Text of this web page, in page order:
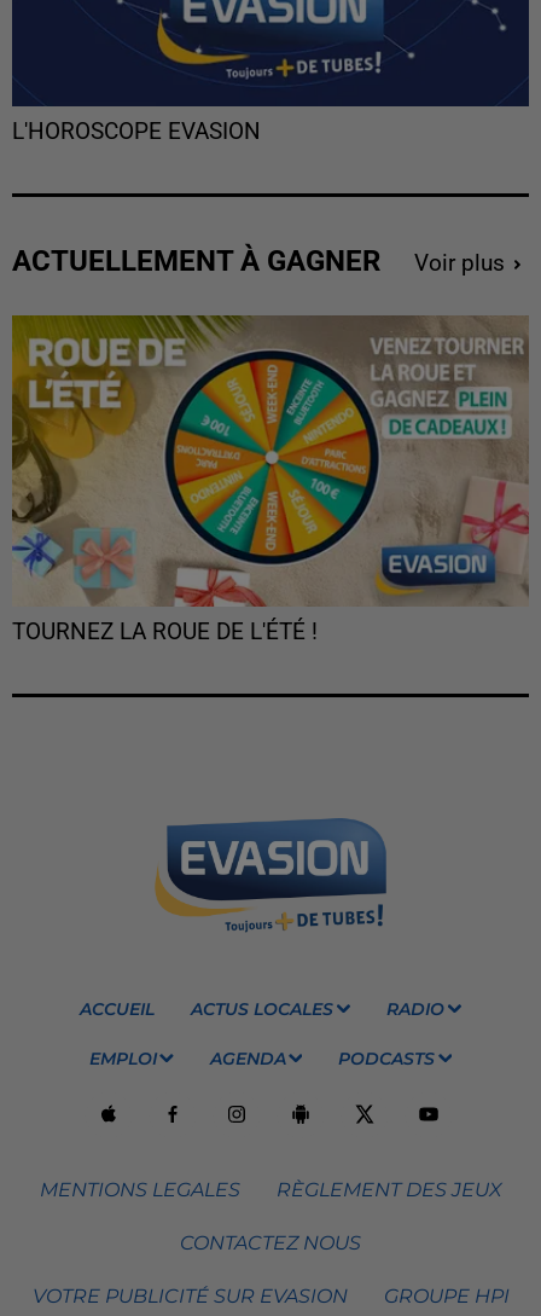
L'HOROSCOPE EVASION
ACTUELLEMENT À GAGNER Voir plus
TOURNEZ LA ROUE DE L'ÉTÉ !
ACCUEIL ACTUS LOCALES RADIO
EMPLOI AGENDA PODCASTS
MENTIONS LEGALES RÈGLEMENT DES JEUX
CONTACTEZ NOUS
VOTRE PUBLICITÉ SUR EVASION GROUPE HPI